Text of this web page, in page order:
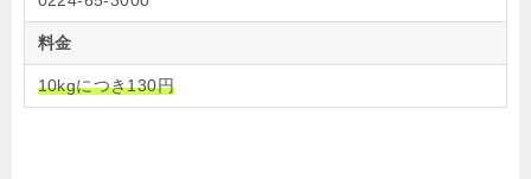
料金
10kgにつき130円